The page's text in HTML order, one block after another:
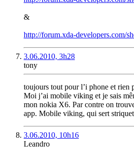
&
http://forum.xda-developers.com/
3.06.2010, 3h28
tony
toujours tout pour l’i phone et rien
Moi j’ai mobile viking et je sais
mon nokia X6. Par contre on
app. Mobile viking, qui sert
3.06.2010, 10h16
Leandro